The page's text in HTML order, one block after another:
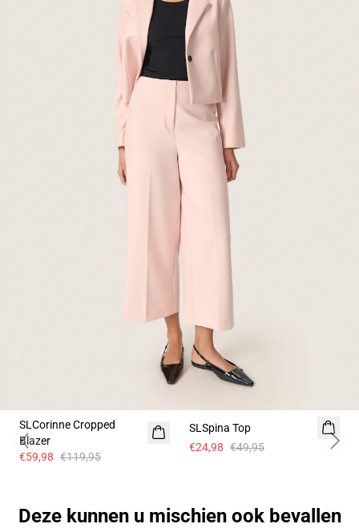
SLCorinne Cropped
Blazer
€59,98 €119,95
SLSpina Top
€24,98 €49,95
Previous slide Next
Deze kunnen u mischien ook bevallen